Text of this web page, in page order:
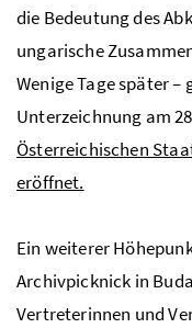
die Bedeutung des
ungarische
Wenige Tage später –
Unterzeichnung am
Österreichischen
eröffnet.
Ein weiterer
Archivpicknick in
Vertreterinnen und